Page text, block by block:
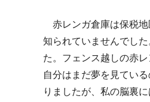
赤レンガ倉庫は保税地
知られていませんでし
た。フェンス越しの赤
自分はまだ夢を見てい
りましたが、私の脳裏